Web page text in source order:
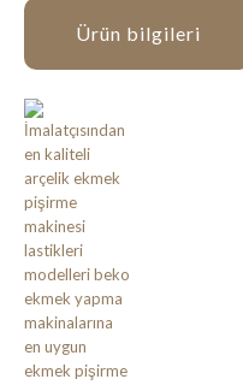
Ürün bilgileri